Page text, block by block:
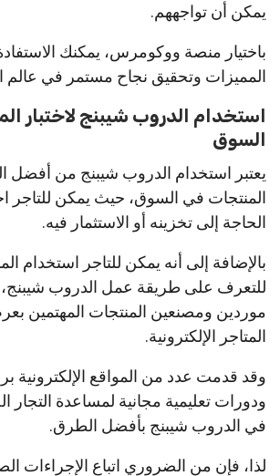
يمكن أن تواجههم.
باختيار منصة ووكومرس، يمكنك
المميزات وتحقيق نجاح مستمر في عالم
استخدام الدروب شيبنج لاختبار
السوق
يعتبر استخدام الدروب شيبنج من أفضل
المنتجات في السوق، حيث يمكن للتاجر
الحاجة إلى تخزينه أو الاستثمار فيه.
بالإضافة إلى أنه يمكن للتاجر استخدام
للتعرف على طريقة عمل الدروب شيبنج،
موردين ومصنعين المنتجات المهتمين
المتاجر الإلكترونية.
وقد قدمت عدد من المواقع الإلكترونية
ودورات تعليمية مجانية لمساعدة التجار
في الدروب شيبنج بأفضل الطرق.
لذا، فإن من الضروري اتباع الإجراءات